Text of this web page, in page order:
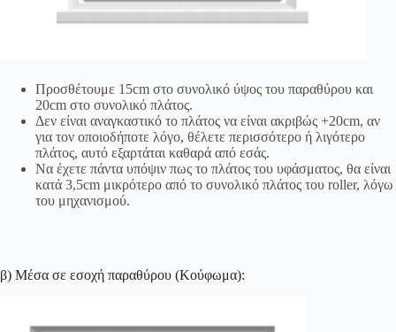
Προσθέτουμε 15cm στο συνολικό ύψος του παραθύρου και
20cm στο συνολικό πλάτος.
Δεν είναι αναγκαστικό το πλάτος να είναι ακριβώς +20cm, αν
για τον οποιοδήποτε λόγο, θέλετε περισσότερο ή λιγότερο
πλάτος, αυτό εξαρτάται καθαρά από εσάς.
Να έχετε πάντα υπόψιν πως το πλάτος του υφάσματος, θα είναι
κατά 3,5cm μικρότερο από το συνολικό πλάτος του roller, λόγω
του μηχανισμού.
β) Μέσα σε εσοχή παραθύρου (Κούφωμα):